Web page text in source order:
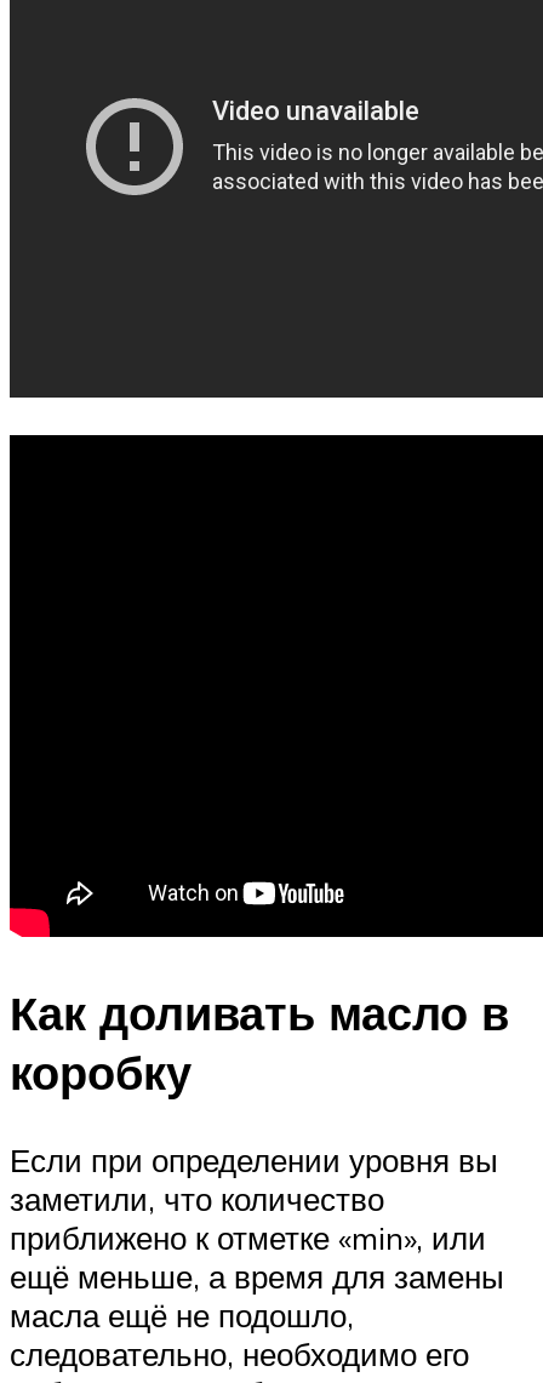
Как доливать масло в
коробку
Если при определении уровня вы
заметили, что количество
приближено к отметке «min», или
ещё меньше, а время для замены
масла ещё не подошло,
следовательно, необходимо его